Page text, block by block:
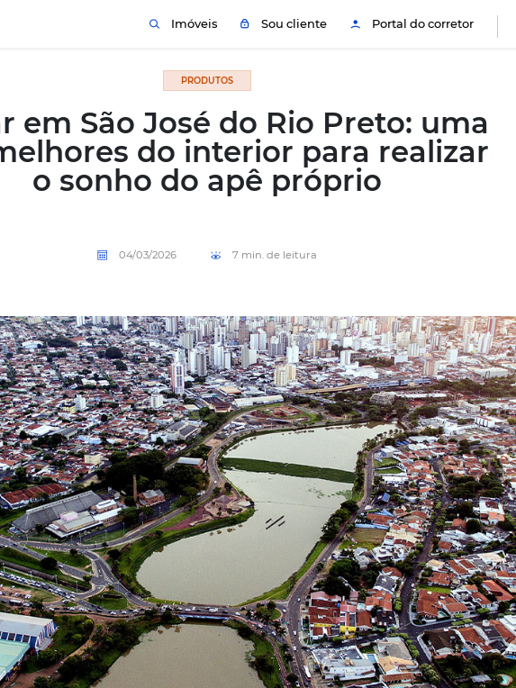
Imóveis Sou cliente
Morar em São José do Rio
das melhores do interior
04/03/2026 7 min. de leitura